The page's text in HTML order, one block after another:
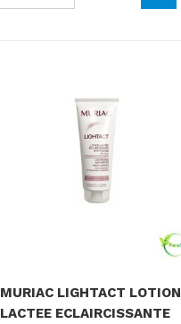
MURIAC LIGHTACT LOTION
LACTEE ECLAIRCISSANTE